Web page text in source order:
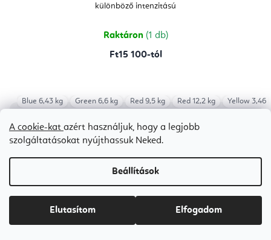
A cookie-kat azért használjuk, hogy a legjobb
szolgáltatásokat nyújthassuk Neked.
Beállítások
Elutasítom Elfogadom
különböző intenzitású
Raktáron (1 db)
Ft15 100-tól
Blue 6,43 kg Green 6,6 kg Red 9,5 kg Red 12,2 kg Yellow 3,46